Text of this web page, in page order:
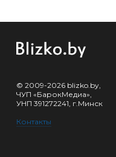
© 2009-2026 blizko.by,
ЧУП «БарокМедиа»,
УНП 391272241, г.Минск
Контакты